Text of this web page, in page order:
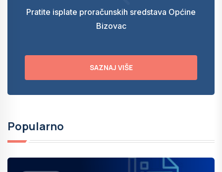
Pratite isplate proračunskih sredstava Općine
Bizovac
SAZNAJ VIŠE
Popularno